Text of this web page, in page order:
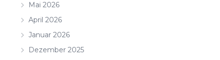
Mai 2026
April 2026
Januar 2026
Dezember 2025